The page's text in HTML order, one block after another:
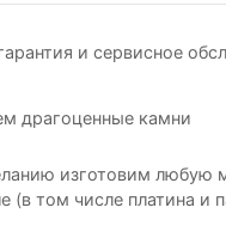
и сервисное
драгоценные камни
изготовим любую
(в том числе платина и